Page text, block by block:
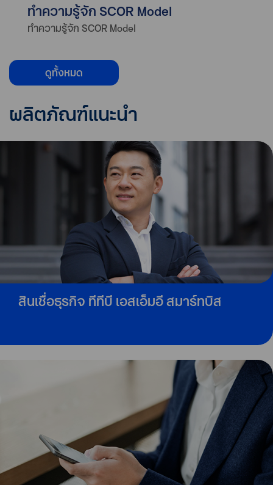
ทำความรู้จัก SCOR Model
ทำความรู้จัก SCOR Model
ดูทั้งหมด
ผลิตภัณฑ์แนะนำ
สินเชื่อธุรกิจ ทีทีบี เอสเอ็มอี สมาร์ทบิส